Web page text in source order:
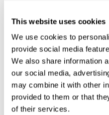
This website uses cookies
We use cookies to
provide social media
We also share information
our social media,
may combine it with other
provided to them or that
of their services.
150 000 Kč
limit
140 000 Kč
10.01.2024
130 000 Kč
limit
120 000 Kč
10.01.2024
110 000 Kč
limit (10.01.2024